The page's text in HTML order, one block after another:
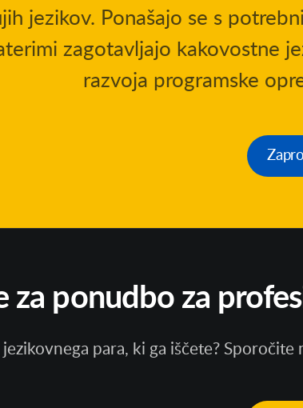
jezikov. Ponašajo se s
zagotavljajo kakovostne
razvoja programske
za ponudbo za
jezikovnega para, ki ga iščete?